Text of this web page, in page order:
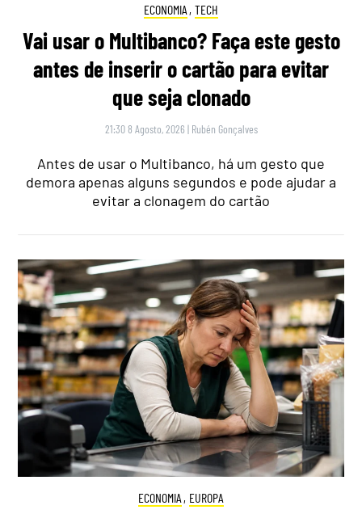
ECONOMIA , TECH
Vai usar o Multibanco? Faça este gesto
antes de inserir o cartão para evitar
que seja clonado
21:30 8 Agosto, 2026 | Rubén Gonçalves
Antes de usar o Multibanco, há um gesto que
demora apenas alguns segundos e pode ajudar a
evitar a clonagem do cartão
ECONOMIA , EUROPA